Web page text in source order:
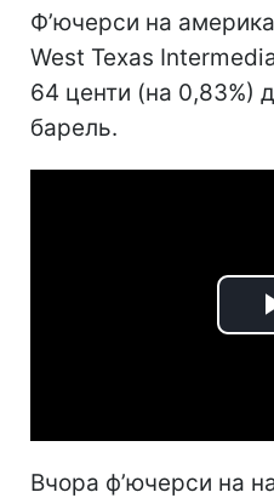
Ф’ючерси на
West Texas
64 центи (на 0,83%)
барель.
Вчора ф’ючерси на